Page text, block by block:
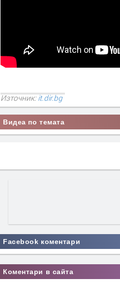
Източник:it.dir.bg
Видеа по темата
Facebook коментари
Коментари в сайта